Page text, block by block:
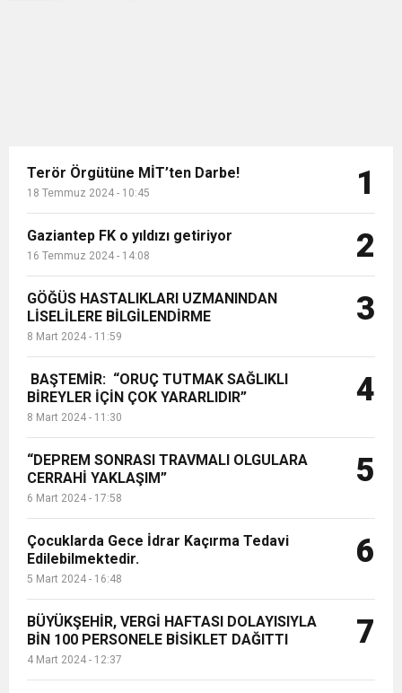
Terör Örgütüne MİT’ten Darbe!
18 Temmuz 2024 - 10:45 1
Gaziantep FK o yıldızı getiriyor
16 Temmuz 2024 - 14:08 2
GÖĞÜS HASTALIKLARI UZMANINDAN
LİSELİLERE BİLGİLENDİRME
8 Mart 2024 - 11:59
3
BAŞTEMİR: “ORUÇ TUTMAK SAĞLIKLI
BİREYLER İÇİN ÇOK YARARLIDIR”
8 Mart 2024 - 11:30
4
“DEPREM SONRASI TRAVMALI OLGULARA
CERRAHİ YAKLAŞIM”
6 Mart 2024 - 17:58
5
Çocuklarda Gece İdrar Kaçırma Tedavi
Edilebilmektedir.
5 Mart 2024 - 16:48
6
BÜYÜKŞEHİR, VERGİ HAFTASI DOLAYISIYLA
BİN 100 PERSONELE BİSİKLET DAĞITTI
4 Mart 2024 - 12:37
7